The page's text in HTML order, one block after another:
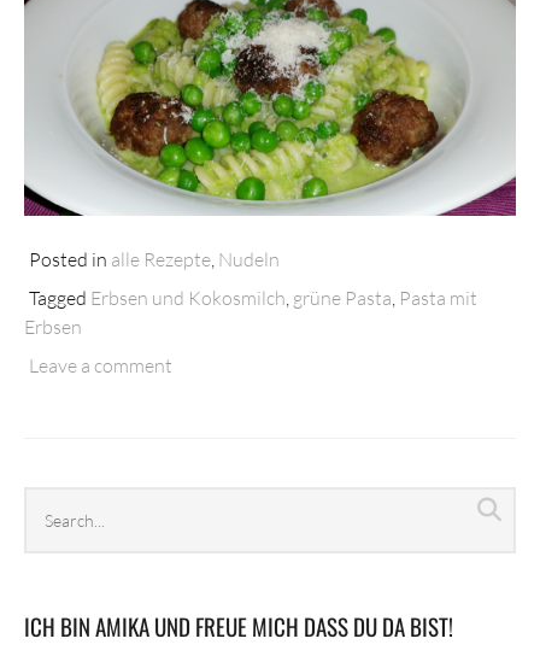
Posted in alle Rezepte Nudeln
Tagged Erbsen und Kokosmilch grüne Pasta Pasta mit
Erbsen
Leave a comment
archives
ICH BIN AMIKA UND FREUE MICH DASS DU DA BIST!